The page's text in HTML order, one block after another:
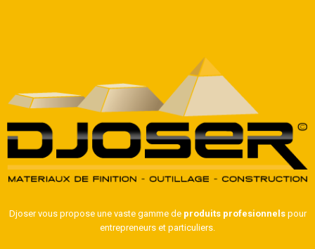
Djoser vous propose une vaste gamme de produits profesionnelspour
entrepreneurs et particuliers.